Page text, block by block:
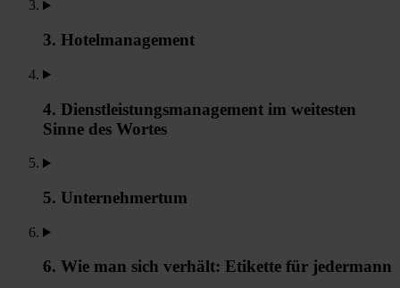
3. Hotelmanagement
4. Dienstleistungsmanagement im weitesten
Sinne des Wortes
5. Unternehmertum
6. Wie man sich verhält: Etikette für jedermann